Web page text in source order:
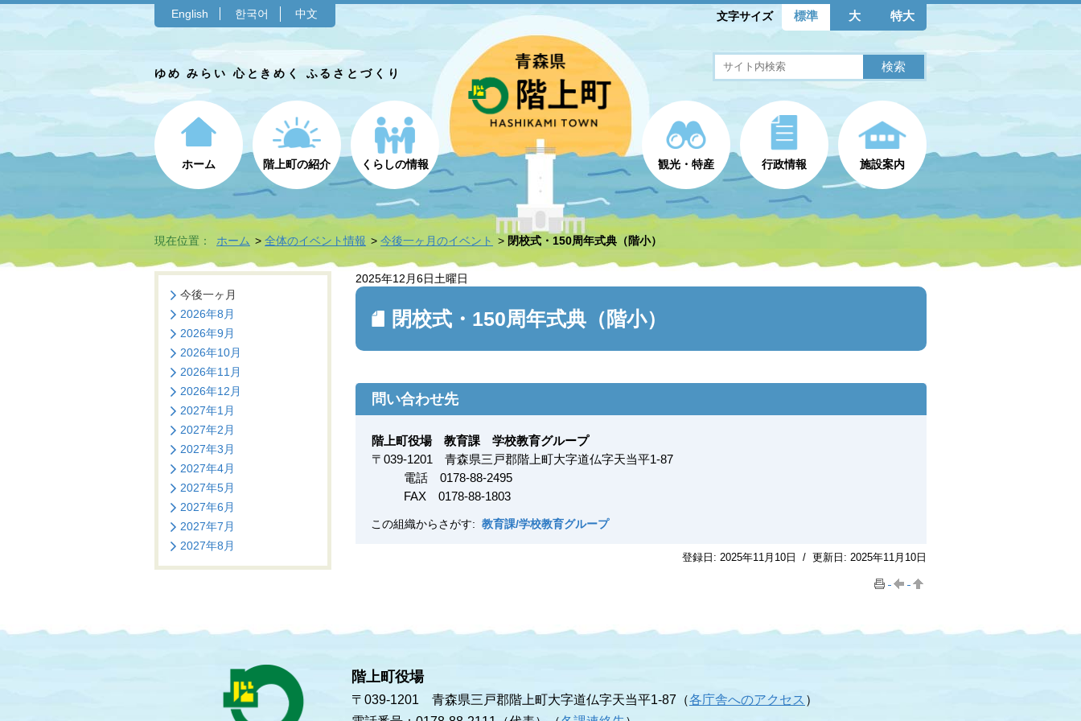
English 한국어 中文 文字サイズ 標準 大 特大
ゆめ みらい 心ときめく ふるさとづくり
ホーム 階上町の紹介 くらしの情報 観光・特産 行政情報 施設案内
現在位置： ホーム 全体のイベント情報 今後一ヶ月のイベント 閉校式・150周年式典（階小）
今後一ヶ月
2026年8月
2026年9月
2026年10月
2026年11月
2026年12月
2027年1月
2027年2月
2027年3月
2027年4月
2027年5月
2027年6月
2027年7月
2027年8月
2025年12月6日土曜日
閉校式・150周年式典（階小）
問い合わせ先
階上町役場 教育課 学校教育グループ
〒 039-1201
青森県三戸郡階上町大字道仏字天当平1-87
電話 0178-88-2495
FAX 0178-88-1803
この組織からさがす: 教育課/学校教育グループ
登録日: 2025年11月10日 / 更新日: 2025年11月10日
階上町役場
〒039-1201 青森県三戸郡階上町大字道仏字天当平1-87（各庁舎へのアクセス ）